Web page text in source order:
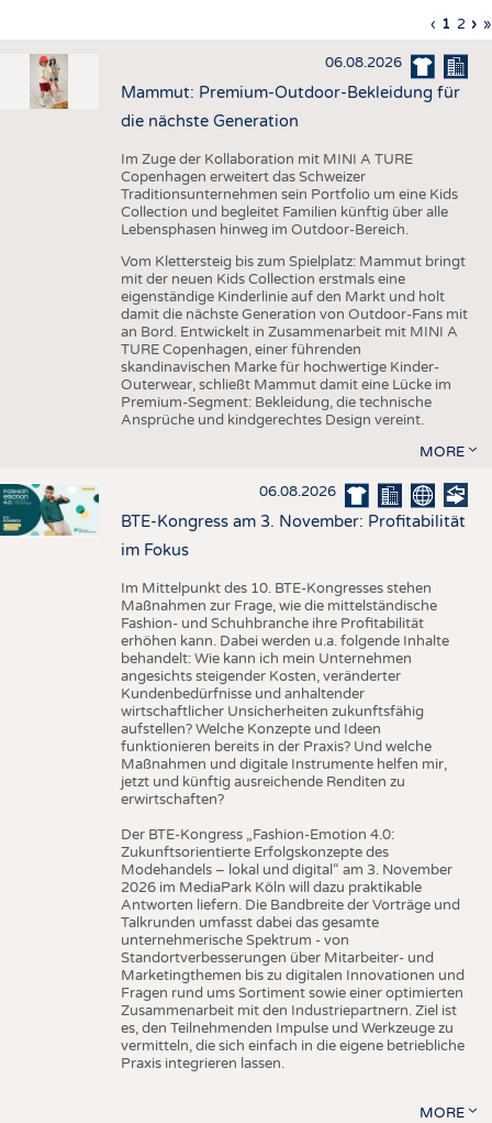
TESTS
AUSSCHREIBUNGEN
DTV AUSSCHREIBUNGSDIENST
FAKTEN
STATISTICS
ADRESSEN & LINKS
PUBLIKATIONEN
TERMINE
BRANCHENTERMINE
Seitennummerierung
Seite
‹
Seite
1 Seite
2 › »
06.08.2026
Mammut: Premium-Outdoor-Bekleidung für
die nächste Generation
Im Zuge der Kollaboration mit MINI A TURE
Copenhagen erweitert das Schweizer
Traditionsunternehmen sein Portfolio um eine Kids
Collection und begleitet Familien künftig über alle
Lebensphasen hinweg im Outdoor-Bereich.
Vom Klettersteig bis zum Spielplatz: Mammut bringt
mit der neuen Kids Collection erstmals eine
eigenständige Kinderlinie auf den Markt und holt
damit die nächste Generation von Outdoor-Fans mit
an Bord. Entwickelt in Zusammenarbeit mit MINI A
TURE Copenhagen, einer führenden
skandinavischen Marke für hochwertige Kinder-
Outerwear, schließt Mammut damit eine Lücke im
Premium-Segment: Bekleidung, die technische
Ansprüche und kindgerechtes Design vereint.
MORE
06.08.2026
BTE-Kongress am 3. November: Profitabilität
im Fokus
Im Mittelpunkt des 10. BTE-Kongresses stehen
Maßnahmen zur Frage, wie die mittelständische
Fashion- und Schuhbranche ihre Profitabilität
erhöhen kann. Dabei werden u.a. folgende Inhalte
behandelt: Wie kann ich mein Unternehmen
angesichts steigender Kosten, veränderter
Kundenbedürfnisse und anhaltender
wirtschaftlicher Unsicherheiten zukunftsfähig
aufstellen? Welche Konzepte und Ideen
funktionieren bereits in der Praxis? Und welche
Maßnahmen und digitale Instrumente helfen mir,
jetzt und künftig ausreichende Renditen zu
erwirtschaften?
Der BTE-Kongress „Fashion-Emotion 4.0:
Zukunftsorientierte Erfolgskonzepte des
Modehandels – lokal und digital“ am 3. November
2026 im MediaPark Köln will dazu praktikable
Antworten liefern. Die Bandbreite der Vorträge und
Talkrunden umfasst dabei das gesamte
unternehmerische Spektrum - von
Standortverbesserungen über Mitarbeiter- und
Marketingthemen bis zu digitalen Innovationen und
Fragen rund ums Sortiment sowie einer optimierten
Zusammenarbeit mit den Industriepartnern. Ziel ist
es, den Teilnehmenden Impulse und Werkzeuge zu
vermitteln, die sich einfach in die eigene betriebliche
Praxis integrieren lassen.
MORE